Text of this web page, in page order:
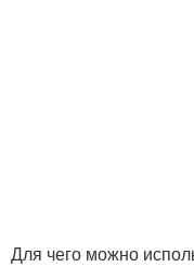
Для чего можно